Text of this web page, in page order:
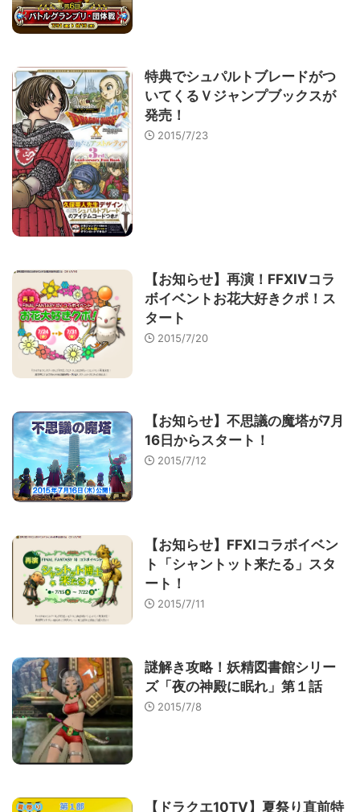
特典でシュパルトブレードがつ
いてくるＶジャンプブックスが
発売！
2015/7/23
【お知らせ】再演！FFXIVコラ
ボイベントお花大好きクポ！ス
タート
2015/7/20
【お知らせ】不思議の魔塔が7月
16日からスタート！
2015/7/12
【お知らせ】FFXIコラボイベン
ト「シャントット来たる」スタ
ート！
2015/7/11
謎解き攻略！妖精図書館シリー
ズ「夜の神殿に眠れ」第１話
2015/7/8
【ドラクエ10TV】夏祭り直前特